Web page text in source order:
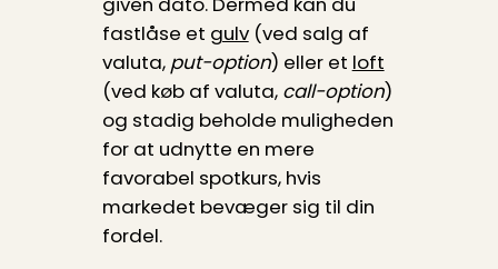
fastlåse et gulv(ved salg af
valuta, put-option) eller et loft
(ved køb af valuta, call-option)
og stadig beholde muligheden
for at udnytte en mere
favorabel spotkurs, hvis
markedet bevæger sig til din
fordel.